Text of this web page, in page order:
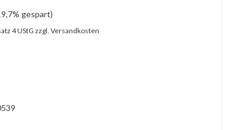
gespart)
4 UStGzzgl. Versandkosten